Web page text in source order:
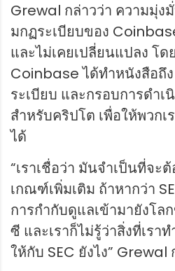
Grewal กล่าวว่า ความมุ่ง
มกฏระเบียบของ
และไม่เคยเปลี่ยนแปลง โ
Coinbase ได้ทำหนังสือถึง
ระเบียบ และกรอบการดำเ
สำหรับคริปโต เพื่อให้พวกเ
ได้
“เราเชื่อว่า มันจำเป็นที่จะ
เกณฑ์เพิ่มเติม ถ้าหากว่า
การกำกับดูแลเข้ามายังโล
ซี และเราก็ไม่รู้ว่าสิ่งที่เรา
ให้กับ SEC ยังไง” Grewal